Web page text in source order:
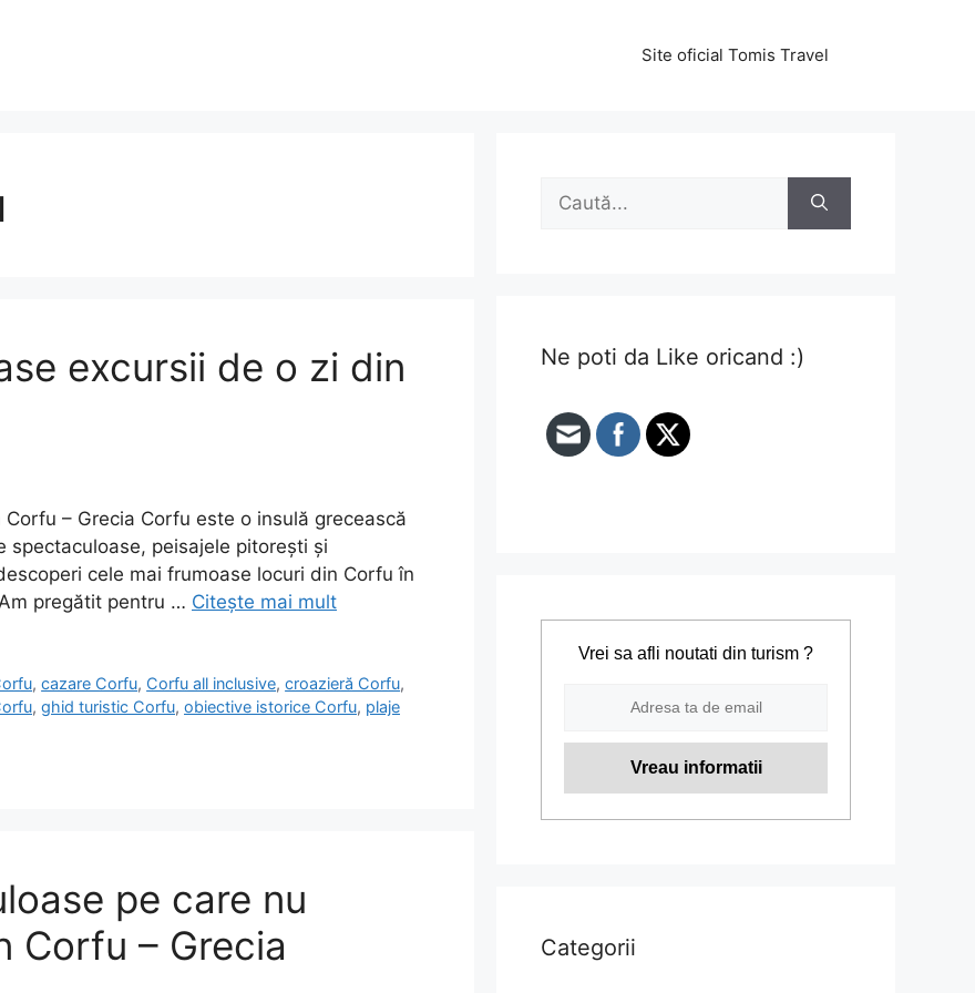
Site oficial Tomis Travel
excursii de o zi din
– Grecia Corfu este o insulă grecească
spectaculoase, peisajele pitorești și
cele mai frumoase locuri din Corfu în
pregătit pentru … Citește mai mult
,cazare Corfu, Corfu all inclusive,croazieră Corfu,
, ghid turistic Corfu, obiective istorice Corfu, plaje
pe care nu
Corfu – Grecia
Caută
Ne poti da Like oricand :)
Vrei sa afli noutati din turism ?
Categorii